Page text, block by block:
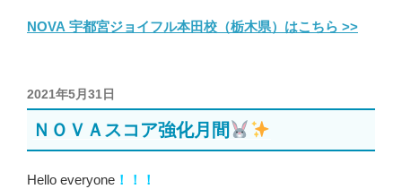
NOVA 宇都宮ジョイフル本田校（栃木県）はこちら >>
投
稿
日:
2021年5月31日
ＮＯＶＡスコア強化月間
Hello everyone ！！！